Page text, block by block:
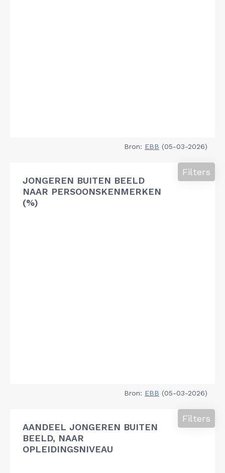
Bron: EBB (05-03-2026)
JONGEREN BUITEN BEELD
NAAR PERSOONSKENMERKEN
(%)
Filters
Bron: EBB (05-03-2026)
AANDEEL JONGEREN BUITEN
BEELD, NAAR
OPLEIDINGSNIVEAU
Filters